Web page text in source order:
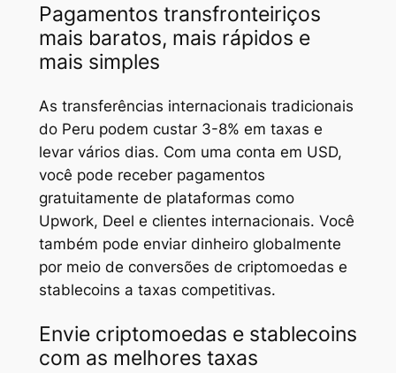
Pagamentos transfronteiriços
mais baratos, mais rápidos e
mais simples
As transferências internacionais tradicionais
do Peru podem custar 3-8% em taxas e
levar vários dias. Com uma conta em USD,
você pode receber pagamentos
gratuitamente de plataformas como
Upwork, Deel e clientes internacionais. Você
também pode enviar dinheiro globalmente
por meio de conversões de criptomoedas e
stablecoins a taxas competitivas.
Envie criptomoedas e stablecoins
com as melhores taxas